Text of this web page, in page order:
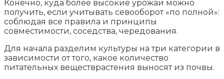
Конечно, куда более высокие урожаи можно
получить, если учитывать севооборот «по полной»:
соблюдая все правила и принципы
совместимости, соседства, чередования.
Для начала разделим культуры на три категории в
зависимости от того, какое количество
питательных веществрастения выносят из почвы.